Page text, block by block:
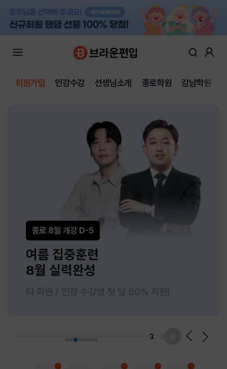
회원가입 인강수강 선생님소개 종로학원 강남학원
종로 8월 개강 D-5
여름 집중훈련
8월 실력완성
타 학원 / 인강 수강생 첫 달 50% 지원!
3